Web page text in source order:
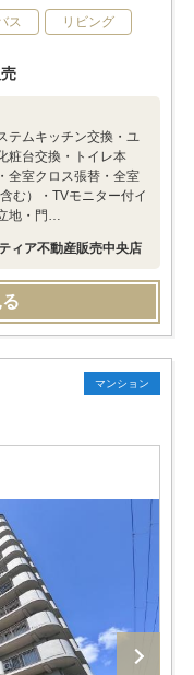
ス リビング
テムキッチン交換・ユ
粧台交換・トイレ本
全室クロス張替・全室
む）・TVモニター付イ
地・門…
ィア不動産販売中央店
マンション